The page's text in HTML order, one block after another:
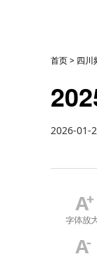
首页> 四川
2026-01-